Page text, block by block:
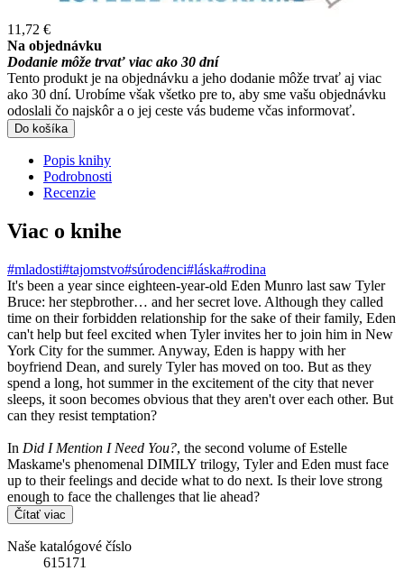
11,72 €
Na objednávku
Dodanie môže trvať viac ako 30 dní
Tento produkt je na objednávku a jeho dodanie môže trvať aj viac
ako 30 dní. Urobíme však všetko pre to, aby sme vašu objednávku
odoslali čo najskôr a o jej ceste vás budeme včas informovať.
Do košíka
Popis knihy
Podrobnosti
Recenzie
Viac o knihe
#mladosti#tajomstvo#súrodenci#láska#rodina
It's been a year since eighteen-year-old Eden Munro last saw Tyler
Bruce: her stepbrother… and her secret love. Although they called
time on their forbidden relationship for the sake of their family, Eden
can't help but feel excited when Tyler invites her to join him in New
York City for the summer. Anyway, Eden is happy with her
boyfriend Dean, and surely Tyler has moved on too. But as they
spend a long, hot summer in the excitement of the city that never
sleeps, it soon becomes obvious that they aren't over each other. But
can they resist temptation?
In Did I Mention I Need You?, the second volume of Estelle
Maskame's phenomenal DIMILY trilogy, Tyler and Eden must face
up to their feelings and decide what to do next. Is their love strong
enough to face the challenges that lie ahead?
Čítať viac
Naše katalógové číslo
615171